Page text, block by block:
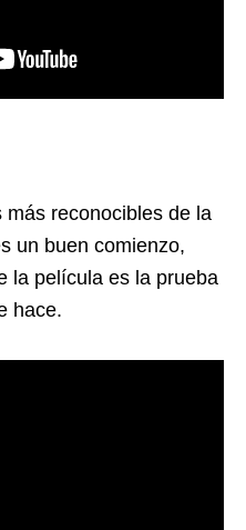
más reconocibles de la
un buen comienzo,
la película es la prueba
hace.